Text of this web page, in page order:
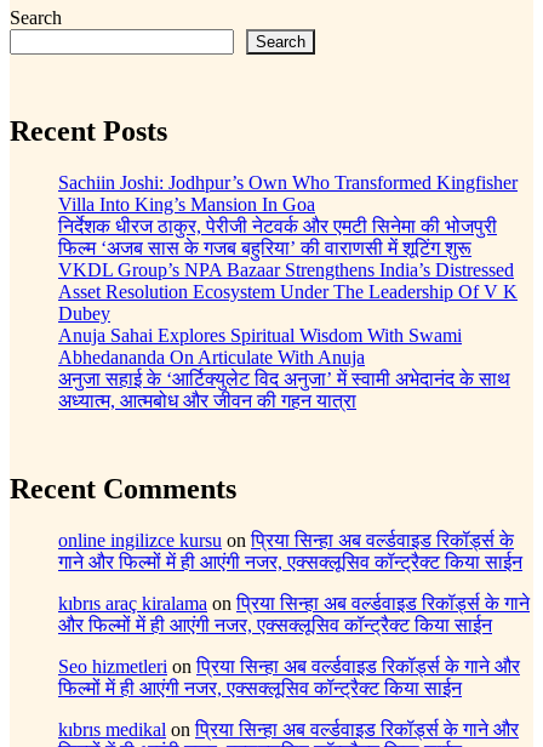
Search
Search
Recent Posts
Sachiin Joshi: Jodhpur’s Own Who Transformed Kingfisher
Villa Into King’s Mansion In Goa
निर्देशक धीरज ठाकुर, पेरीजी नेटवर्क और एमटी सिनेमा की भोजपुरी
फिल्म ‘अजब सास के गजब बहुरिया’ की वाराणसी में शूटिंग शुरू
VKDL Group’s NPA Bazaar Strengthens India’s Distressed
Asset Resolution Ecosystem Under The Leadership Of V K
Dubey
Anuja Sahai Explores Spiritual Wisdom With Swami
Abhedananda On Articulate With Anuja
अनुजा सहाई के ‘आर्टिक्युलेट विद अनुजा’ में स्वामी अभेदानंद के साथ
अध्यात्म, आत्मबोध और जीवन की गहन यात्रा
Recent Comments
online ingilizce kursu onप्रिया सिन्हा अब वर्ल्डवाइड रिकॉर्ड्स के
गाने और फिल्मों में ही आएंगी नजर, एक्सक्लूसिव कॉन्ट्रैक्ट किया साईन
kıbrıs araç kiralama onप्रिया सिन्हा अब वर्ल्डवाइड रिकॉर्ड्स के गाने
और फिल्मों में ही आएंगी नजर, एक्सक्लूसिव कॉन्ट्रैक्ट किया साईन
Seo hizmetleri onप्रिया सिन्हा अब वर्ल्डवाइड रिकॉर्ड्स के गाने और
फिल्मों में ही आएंगी नजर, एक्सक्लूसिव कॉन्ट्रैक्ट किया साईन
kıbrıs medikal onप्रिया सिन्हा अब वर्ल्डवाइड रिकॉर्ड्स के गाने और